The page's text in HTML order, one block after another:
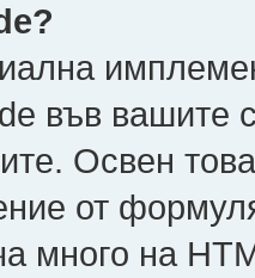
във
Освен
от
много на